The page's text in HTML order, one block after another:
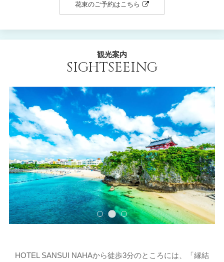
花束のご予約はこちら
観光案内
SIGHTSEEING
HOTEL SANSUI NAHAから徒歩3分のところには、「縁結